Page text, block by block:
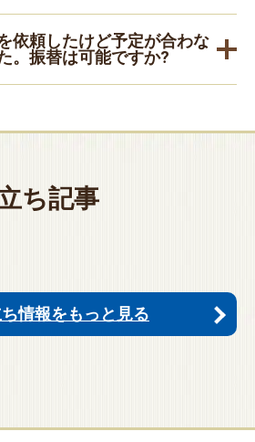
依頼したけど予定が合わな
。振替は可能ですか?
ち記事
情報をもっと見る